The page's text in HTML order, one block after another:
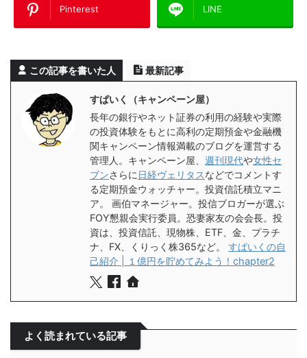
Pinterest LINE
この記事を書いた人 最新記事
すぱいく（キャンペーン屋）
長年の銀行やネット証券の利用の経験や実際
の投資体験をもとに高利の定期預金や金融機
関キャンペーン情報満載のブログを運営する
管理人。キャンペーン屋、 週刊現代や女性セ
ブンさらに 日経ヴェリタスなどでコメントす
る定期預金ウォッチャー。投資信託積立マニ
ア。 画伯マネージャー。投信ブロガーが選ぶ
FOY懇親会実行委員。恐妻家友の会会長。投
資は、投資信託、現物株、ETF、金、プラチ
ナ、FX、くりっく株365など。 すぱいくの自
己紹介 | １億円を貯めてみよう！chapter2
よく読まれている記事